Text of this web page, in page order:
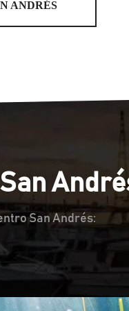
ANDRÉS
San Andrés: